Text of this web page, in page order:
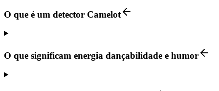
O que é um detector Camelot
O que significam energia dançabilidade e humor